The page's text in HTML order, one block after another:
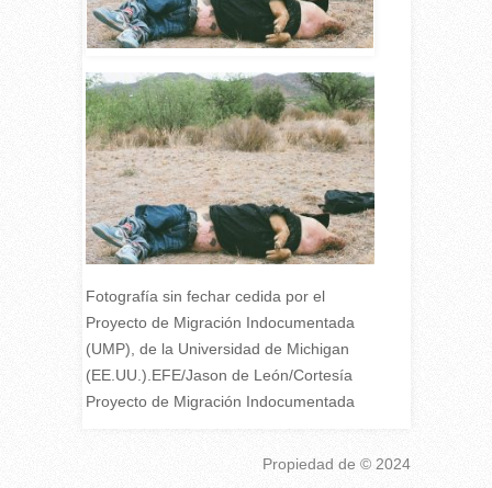
Fotografía sin fechar cedida por el
Proyecto de Migración Indocumentada
(UMP), de la Universidad de Michigan
(EE.UU.).EFE/Jason de León/Cortesía
Proyecto de Migración Indocumentada
Propiedad de © 2024